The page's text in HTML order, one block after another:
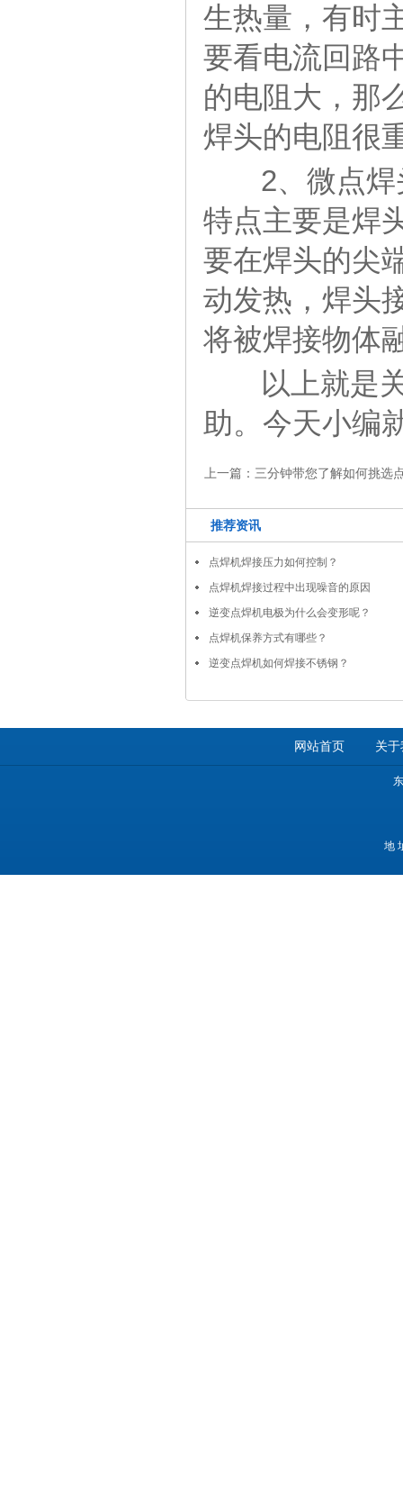
生热量，有时
要看电流回路
的电阻大，那
焊头的电阻很
2、微点焊
特点主要是焊
要在焊头的尖
动发热，焊头
将被焊接物体
以上就是
助。今天小编
上一篇： 三分钟带您了解如何挑选
推荐资讯
点焊机焊接压力如何控制？
点焊机焊接过程中出现噪音的原因
逆变点焊机电极为什么会变形呢？
点焊机保养方式有哪些？
逆变点焊机如何焊接不锈钢？
网站首页 关
地